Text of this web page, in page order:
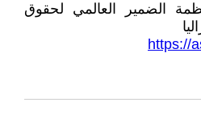
الضمير العالمي لحقوق
https://